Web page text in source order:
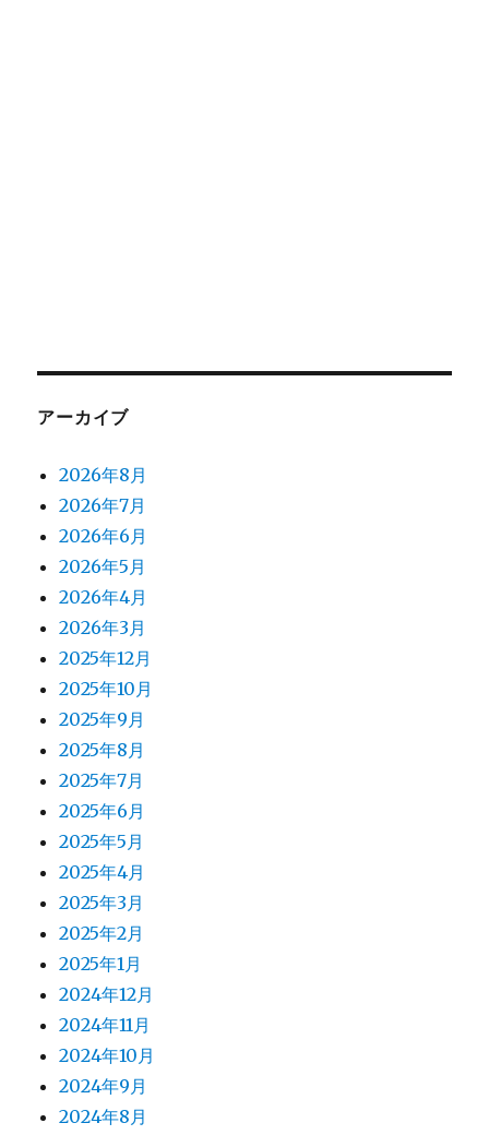
アーカイブ
2026年8月
2026年7月
2026年6月
2026年5月
2026年4月
2026年3月
2025年12月
2025年10月
2025年9月
2025年8月
2025年7月
2025年6月
2025年5月
2025年4月
2025年3月
2025年2月
2025年1月
2024年12月
2024年11月
2024年10月
2024年9月
2024年8月